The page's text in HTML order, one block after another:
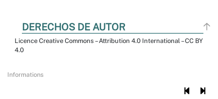
DERECHOS DE AUTOR
Licence Creative Commons – Attribution 4.0 International – CC BY
4.0
Informations